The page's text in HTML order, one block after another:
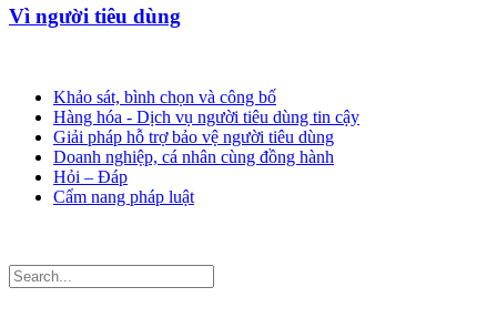
Vì người tiêu dùng
Khảo sát, bình chọn và công bố
Hàng hóa - Dịch vụ người tiêu dùng tin cậy
Giải pháp hỗ trợ bảo vệ người tiêu dùng
Doanh nghiệp, cá nhân cùng đồng hành
Hỏi – Đáp
Cẩm nang pháp luật